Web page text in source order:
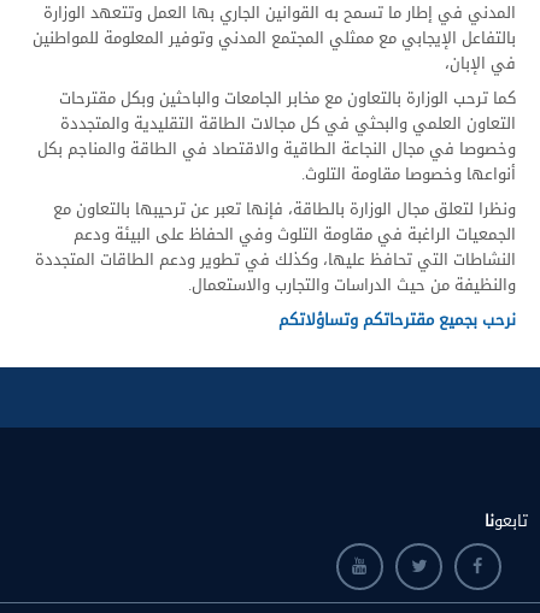
المدني في إطار ما تسمح به القوانين الجاري بها العمل وتتعهد الوزارة
بالتفاعل الإيجابي مع ممثلي المجتمع المدني وتوفير المعلومة للمواطنين
في الإبان،
كما ترحب الوزارة بالتعاون مع مخابر الجامعات والباحثين وبكل مقترحات
التعاون العلمي والبحثي في كل مجالات الطاقة التقليدية والمتجددة
وخصوصا في مجال النجاعة الطاقية والاقتصاد في الطاقة والمناجم بكل
أنواعها وخصوصا مقاومة التلوث.
ونظرا لتعلق مجال الوزارة بالطاقة، فإنها تعبر عن ترحيبها بالتعاون مع
الجمعيات الراغبة في مقاومة التلوث وفي الحفاظ على البيئة ودعم
النشاطات التي تحافظ عليها، وكذلك في تطوير ودعم الطاقات المتجددة
والنظيفة من حيث الدراسات والتجارب والاستعمال.
نرحب بجميع مقترحاتكم وتساؤلاتكم
تابعونا